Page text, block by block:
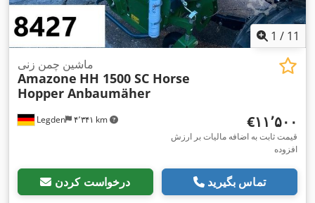
1 / 11
Legden ۴٬۳۴۱ km
ماشین چمن زنی
Amazone HH 1500 SC Horse
Hopper Anbaumäher
‎€۱۱٬۵۰۰
قیمت ثابت به اضافه مالیات بر ارزش
افزوده
درخواست کردن تماس بگیرید